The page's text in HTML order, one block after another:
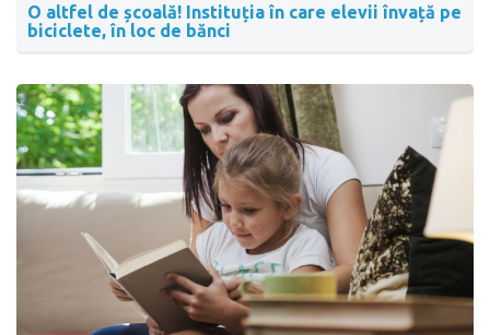
O altfel de școală! Instituția în care elevii învață pe
biciclete, în loc de bănci